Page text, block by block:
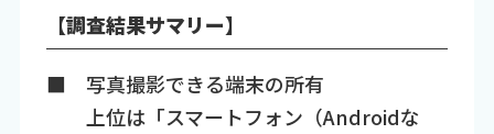
【調査結果サマリー】
■ 写真撮影できる端末の所有
上位は「スマートフォン（Androidな